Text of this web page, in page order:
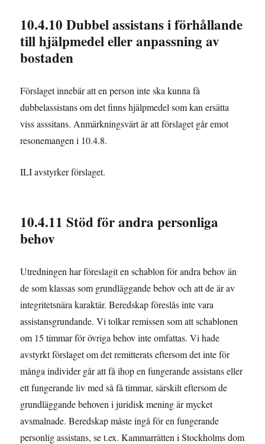
10.4.10 Dubbel assistans i förhållande
till hjälpmedel eller anpassning av
bostaden
Förslaget innebär att en person inte ska kunna få
dubbelassistans om det finns hjälpmedel som kan ersätta
viss asssitans. Anmärkningsvärt är att förslaget går emot
resonemangen i 10.4.8.
ILI avstyrker förslaget.
10.4.11 Stöd för andra personliga
behov
Utredningen har föreslagit en schablon för andra behov än
de som klassas som grundläggande behov och att de är av
integritetsnära karaktär. Beredskap föreslås inte vara
assistansgrundande. Vi tolkar remissen som att schablonen
om 15 timmar för övriga behov inte omfattas. Vi hade
avstyrkt förslaget om det remitterats eftersom det inte för
många individer går att få ihop en fungerande assistans eller
ett fungerande liv med så få timmar, särskilt eftersom de
grundläggande behoven i juridisk mening är mycket
avsmalnade. Beredskap måste ingå för en fungerande
personlig assistans, se t.ex. Kammarrätten i Stockholms dom